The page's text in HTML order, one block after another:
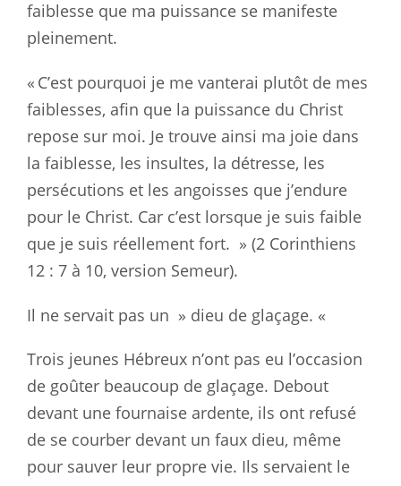
faiblesse que ma puissance se manifeste
pleinement.
« C’est pourquoi je me vanterai plutôt de mes
faiblesses, afin que la puissance du Christ
repose sur moi. Je trouve ainsi ma joie dans
la faiblesse, les insultes, la détresse, les
persécutions et les angoisses que j’endure
pour le Christ. Car c’est lorsque je suis faible
que je suis réellement fort. » (2 Corinthiens
12 : 7 à 10, version Semeur).
Il ne servait pas un » dieu de glaçage. «
Trois jeunes Hébreux n’ont pas eu l’occasion
de goûter beaucoup de glaçage. Debout
devant une fournaise ardente, ils ont refusé
de se courber devant un faux dieu, même
pour sauver leur propre vie. Ils servaient le